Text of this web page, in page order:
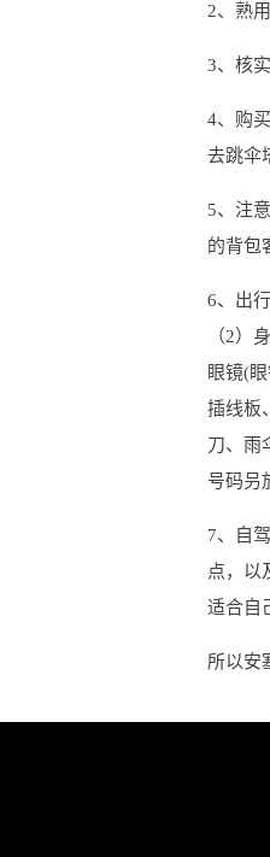
2、熟
3、核
4、购
去跳伞
5、注
的背包
6、出
（2）
眼镜(
插线板
刀、雨
号码叧
7、自
点，以
适合自
所以安